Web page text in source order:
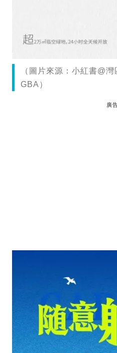
（圖片來源：小紅書@
GBA）
廣